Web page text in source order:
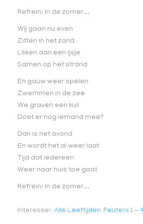
Refrein: In de zomer...
Wij gaan nu even
Zitten in het zand
Likken aan een ijsje
Samen op het strand
En gauw weer spelen
Zwemmen in de zee
We graven een kuil
Doet er nog iemand mee?
Dan is het avond
En wordt het al weer laat
Tijd dat iedereen
Weer naar huis toe gaat
Refrein: In de zomer...
Interesse Alle Leeftijden Peuters 1 -